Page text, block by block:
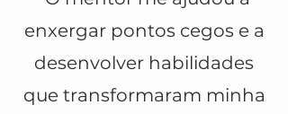
enxergar pontos cegos e a
desenvolver habilidades
que transformaram minha